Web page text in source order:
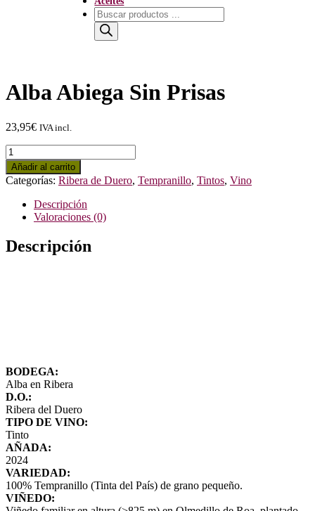
Búsqueda
de
productos
Alba Abiega Sin Prisas
23,95€ IVA incl.
Alba
Abiega
Sin
Prisas
cantidad
Añadir al carrito
Categorías: Ribera de Duero, Tempranillo, Tintos, Vino
Descripción
Valoraciones (0)
Descripción
BODEGA:
Alba en Ribera
D.O.:
Ribera del Duero
TIPO DE VINO:
Tinto
AÑADA:
2024
VARIEDAD:
100% Tempranillo (Tinta del País) de grano pequeño.
VIÑEDO: